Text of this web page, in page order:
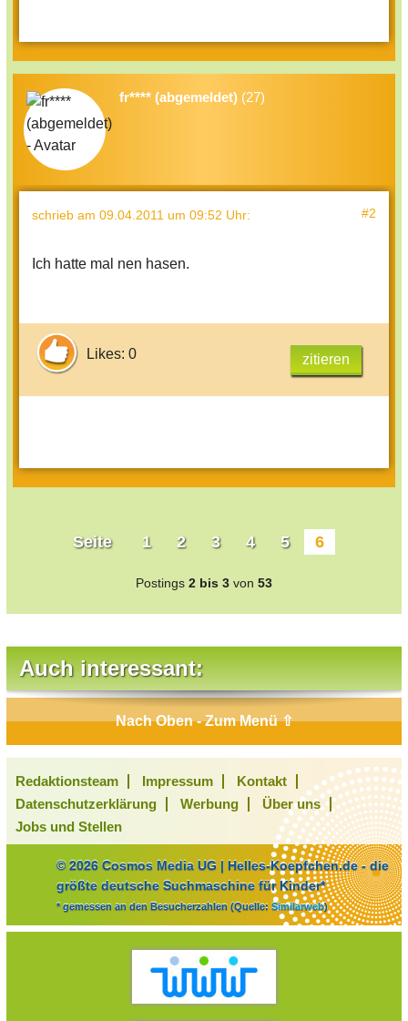
fr**** (abgemeldet) (27)
schrieb am 09.04.2011 um 09:52 Uhr: #2
Ich hatte mal nen hasen.
Likes: 0 zitieren
Seite 1 2 3 4 5 6
Postings 2 bis 3 von 53
Auch interessant:
Nach Oben - Zum Menü ⇧
Redaktionsteam Impressum
Kontakt
Datenschutzerklärung
Werbung
Über uns
Jobs und Stellen
© 2026 Cosmos Media UG | Helles-Koepfchen.de - die
größte deutsche Suchmaschine für Kinder*
* gemessen an den Besucherzahlen (Quelle: Similarweb)